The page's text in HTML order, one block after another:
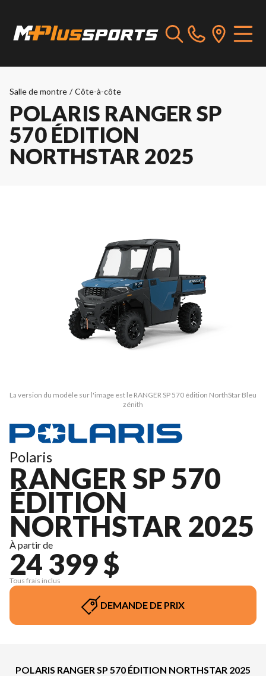
Salle de montre / Côte-à-côte
POLARIS RANGER SP
570 ÉDITION
NORTHSTAR 2025
La version du modèle sur l'image est le RANGER SP 570 édition NorthStar Bleu
zénith
Polaris
RANGER SP 570
ÉDITION
NORTHSTAR 2025
À partir de
24 399 $
Tous frais inclus
DEMANDE DE PRIX
POLARIS RANGER SP 570 ÉDITION NORTHSTAR 2025